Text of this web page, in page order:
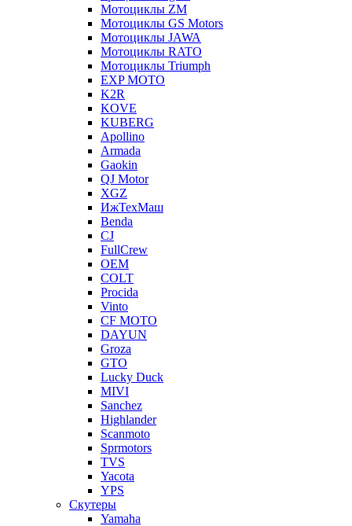
Мотоциклы ZM
Мотоциклы GS Motors
Мотоциклы JAWA
Мотоциклы RATO
Мотоциклы Triumph
EXP MOTO
K2R
KOVE
KUBERG
Apollino
Armada
Gaokin
QJ Motor
XGZ
ИжТехМаш
Benda
CJ
FullCrew
OEM
COLT
Procida
Vinto
CF MOTO
DAYUN
Groza
GTO
Lucky Duck
MIVI
Sanchez
Highlander
Scanmoto
Sprmotors
TVS
Yacota
YPS
Скутеры
Yamaha